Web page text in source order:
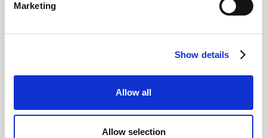
Marketing
Show details
Allow all
Allow selection
Frequently Asked
Questions
soirée pour les enfants, avec des contes racontés en